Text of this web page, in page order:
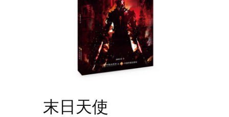
末日天使